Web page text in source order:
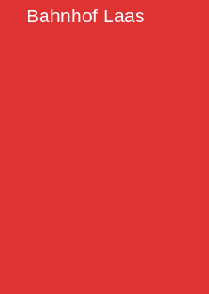
Bahnhof Laas